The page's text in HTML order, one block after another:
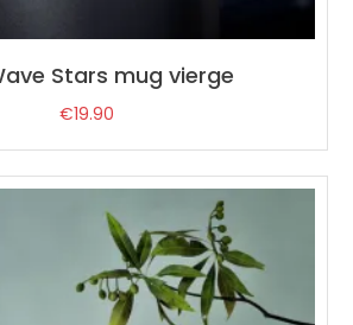
Stars mug vierge
€19.90